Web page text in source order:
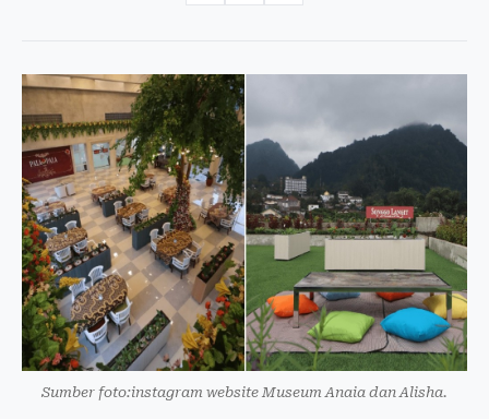
Sumber foto:instagram website Museum Anaia dan Alisha.